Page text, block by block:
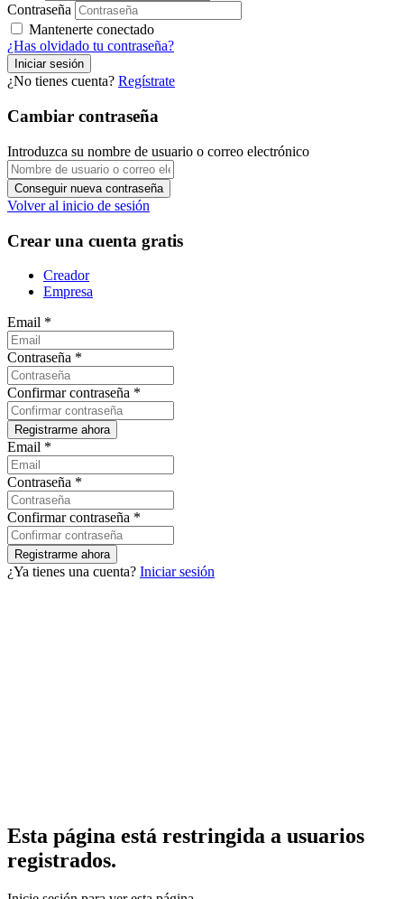
Contraseña
Mantenerte conectado
¿Has olvidado tu contraseña?
¿No tienes cuenta? Regístrate
Cambiar contraseña
Introduzca su nombre de usuario o correo electrónico
Volver al inicio de sesión
Crear una cuenta gratis
Creador
Empresa
Email *
Contraseña *
Confirmar contraseña *
Email *
Contraseña *
Confirmar contraseña *
¿Ya tienes una cuenta? Iniciar sesión
Esta página está restringida a usuarios
registrados.